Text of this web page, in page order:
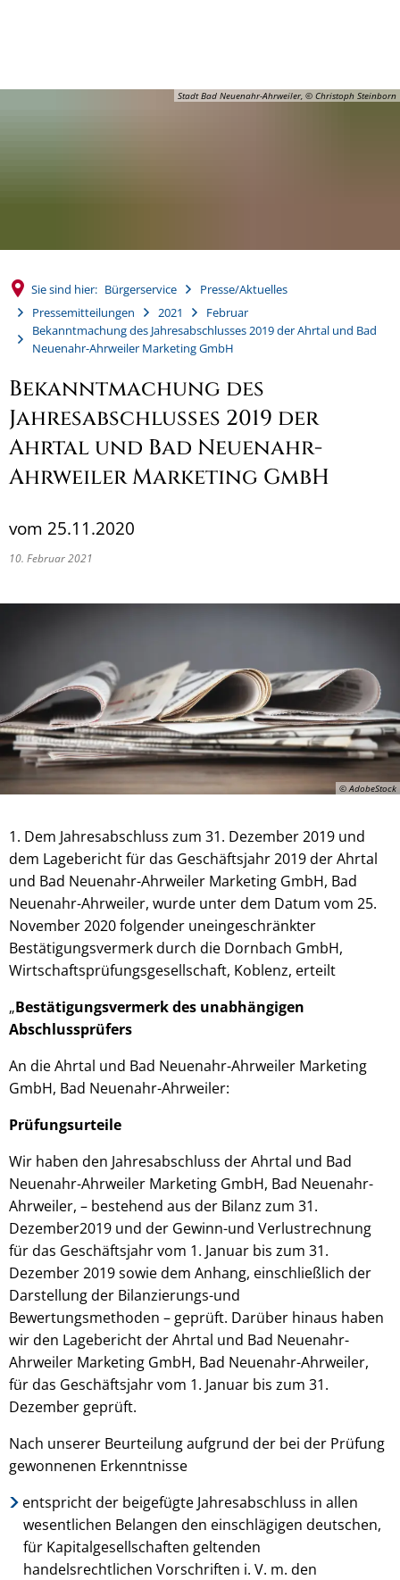
Stadt Bad Neuenahr-Ahrweiler, © Christoph Steinborn
Sie sind hier: Bürgerservice
Presse/Aktuelles
Pressemitteilungen
2021
Februar
Bekanntmachung des Jahresabschlusses 2019 der Ahrtal und Bad
Neuenahr-Ahrweiler Marketing GmbH
Bekanntmachung des
Jahresabschlusses 2019 der
Ahrtal und Bad Neuenahr-
Ahrweiler Marketing GmbH
vom 25.11.2020
10. Februar 2021
© AdobeStock
1. Dem Jahresabschluss zum 31. Dezember 2019 und
dem Lagebericht für das Geschäftsjahr 2019 der Ahrtal
und Bad Neuenahr-Ahrweiler Marketing GmbH, Bad
Neuenahr-Ahrweiler, wurde unter dem Datum vom 25.
November 2020 folgender uneingeschränkter
Bestätigungsvermerk durch die Dornbach GmbH,
Wirtschaftsprüfungsgesellschaft, Koblenz, erteilt
„Bestätigungsvermerk des unabhängigen
Abschlussprüfers
An die Ahrtal und Bad Neuenahr-Ahrweiler Marketing
GmbH, Bad Neuenahr-Ahrweiler:
Prüfungsurteile
Wir haben den Jahresabschluss der Ahrtal und Bad
Neuenahr-Ahrweiler Marketing GmbH, Bad Neuenahr-
Ahrweiler, – bestehend aus der Bilanz zum 31.
Dezember2019 und der Gewinn-und Verlustrechnung
für das Geschäftsjahr vom 1. Januar bis zum 31.
Dezember 2019 sowie dem Anhang, einschließlich der
Darstellung der Bilanzierungs-und
Bewertungsmethoden – geprüft. Darüber hinaus haben
wir den Lagebericht der Ahrtal und Bad Neuenahr-
Ahrweiler Marketing GmbH, Bad Neuenahr-Ahrweiler,
für das Geschäftsjahr vom 1. Januar bis zum 31.
Dezember geprüft.
Nach unserer Beurteilung aufgrund der bei der Prüfung
gewonnenen Erkenntnisse
entspricht der beigefügte Jahresabschluss in allen
wesentlichen Belangen den einschlägigen deutschen,
für Kapitalgesellschaften geltenden
handelsrechtlichen Vorschriften i. V. m. den